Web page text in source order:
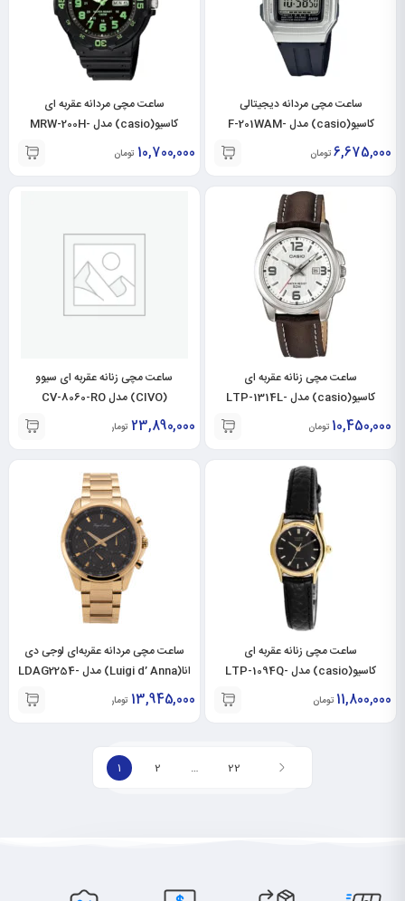
ساعت مچی مردانه دیجیتالی
کاسیو(casio) مدل F-201WAM-
6,675,000 تومان
ساعت مچی مردانه عقربه ای
کاسیو(casio) مدل MRW-200H-
10,700,000 تومان
ساعت مچی زنانه عقربه ای
کاسیو(casio) مدل LTP-1314L-
10,450,000 تومان
ساعت مچی زنانه عقربه ای سیوو
(CIVO) مدل CV-8060-RO
23,890,000 تومان
ساعت مچی زنانه عقربه ای
کاسیو(casio) مدل LTP-1094Q-
11,800,000 تومان
ساعت مچی مردانه عقربه‌ای لوجی دی
انا(Luigi d’ Anna) مدل LDAG2254-
13,945,000 تومان
1 2 … 22